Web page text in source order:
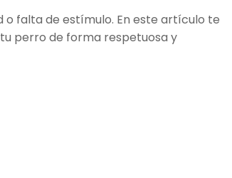
o falta de estímulo. En este artículo te
perro de forma respetuosa y